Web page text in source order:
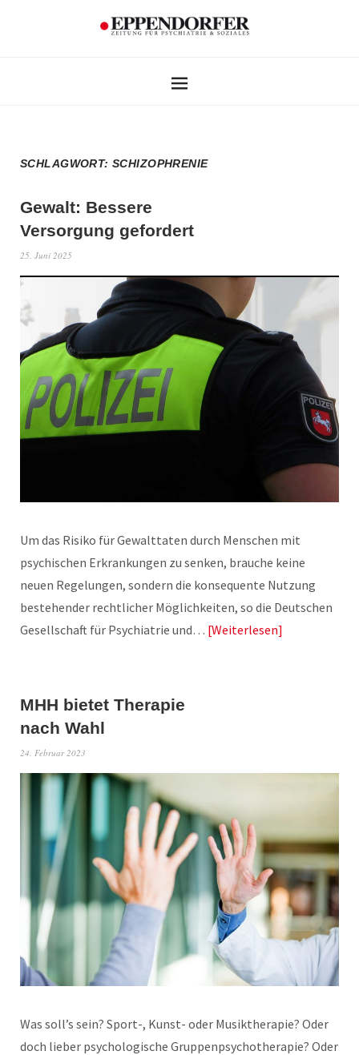
SCHLAGWORT:SCHIZOPHRENIE
Gewalt: Bessere
Versorgung gefordert
25. Juni 2025
Um das Risiko für Gewalttaten durch Menschen mit
psychischen Erkrankungen zu senken, brauche keine
neuen Regelungen, sondern die konsequente Nutzung
bestehender rechtlicher Möglichkeiten, so die Deutschen
Gesellschaft für Psychiatrie und… Weiterlesen
MHH bietet Therapie
nach Wahl
24. Februar 2023
Was soll’s sein? Sport-, Kunst- oder Musiktherapie? Oder
doch lieber psychologische Gruppenpsychotherapie? Oder